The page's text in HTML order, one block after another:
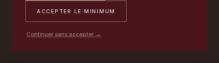
ACCEPTER LE MINIMUM
Continuer sans accepter →